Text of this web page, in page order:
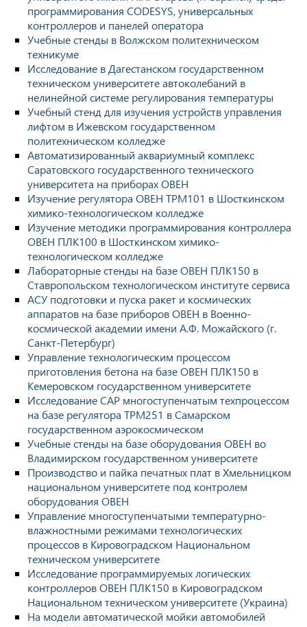
программирования CODESYS, универсальных
контроллеров и панелей оператора
Учебные стенды в Волжском политехническом
техникуме
Исследование в Дагестанском государственном
техническом университете автоколебаний в
нелинейной системе регулирования температуры
Учебный стенд для изучения устройств управления
лифтом в Ижевском государственном
политехническом колледже
Автоматизированный аквариумный комплекс
Саратовского государственного технического
университета на приборах ОВЕН
Изучение регулятора ОВЕН ТРМ101 в Шосткинском
химико-технологическом колледже
Изучение методики программирования контроллера
ОВЕН ПЛК100 в Шосткинском химико-
технологическом колледже
Лабораторные стенды на базе ОВЕН ПЛК150 в
Ставропольском технологическом институте сервиса
АСУ подготовки и пуска ракет и космических
аппаратов на базе приборов ОВЕН в Военно-
космической академии имени А.Ф. Можайского (г.
Санкт-Петербург)
Управление технологическим процессом
приготовления бетона на базе ОВЕН ПЛК150 в
Кемеровском государственном университете
Исследование САР многоступенчатым техпроцессом
на базе регулятора ТРМ251 в Самарском
государственном аэрокосмическом
Учебные стенды на базе оборудования ОВЕН во
Владимирском государственном университете
Производство и пайка печатных плат в Хмельницком
национальном университете под контролем
оборудования ОВЕН
Управление многоступенчатыми температурно-
влажностными режимами технологических
процессов в Кировоградском Национальном
техническом университете
Исследование программируемых логических
контроллеров ОВЕН ПЛК150 в Кировоградском
Национальном техническом университете (Украина)
На модели автоматической мойки автомобилей